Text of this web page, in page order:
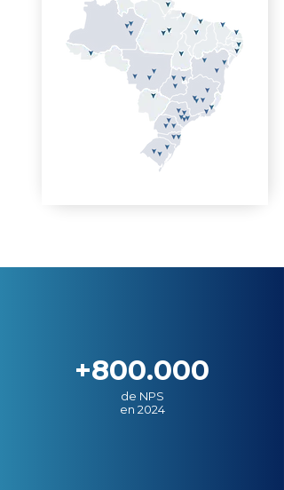
+800.000
de NPS
en 2024